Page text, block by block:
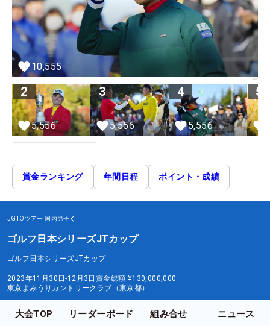
10,555
2
5,556
3
5,556
4
5,556
5
賞金ランキング 年間日程 ポイント・成績
JGTOツアー 国内男子
ゴルフ日本シリーズJTカップ
ゴルフ日本シリーズJTカップ
2023年11月30日-12月3日 賞金総額 ¥130,000,000
東京よみうりカントリークラブ（東京都）
大会TOP リーダーボード 組み合せ ニュース